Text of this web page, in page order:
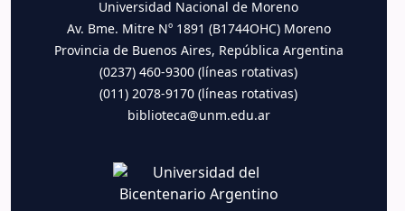
Universidad Nacional de Moreno
Av. Bme. Mitre Nº 1891 (B1744OHC) Moreno
Provincia de Buenos Aires, República Argentina
(0237) 460-9300 (líneas rotativas)
(011) 2078-9170 (líneas rotativas)
biblioteca@unm.edu.ar